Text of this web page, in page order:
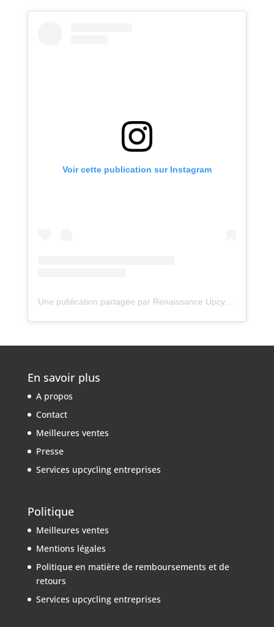
Voir cette publication sur Instagram
Une publication partagée par Renaissance Upcycling (@renaissance_upcycling)
En savoir plus
A propos
Contact
Meilleures ventes
Presse
Services upcycling entreprises
Politique
Meilleures ventes
Mentions légales
Politique en matière de remboursements et de
retours
Services upcycling entreprises